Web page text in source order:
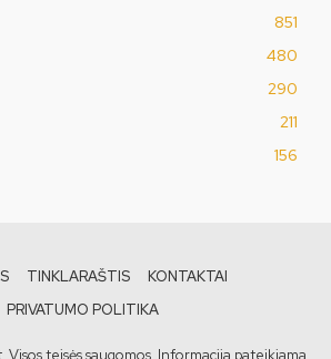
851
480
290
211
156
TINKLARAŠTIS
KONTAKTAI
PRIVATUMO POLITIKA
teisės saugomos. Informacija pateikiama